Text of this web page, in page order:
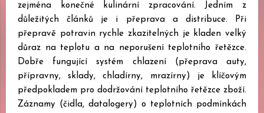
zejména konečné kulinární zpracování. Jedním z
důležitých článků je i přeprava a distribuce. Při
přepravě potravin rychle zkazitelných je kladen velký
důraz na teplotu a na neporušení teplotního řetězce.
Dobře fungující systém chlazení (přeprava auty,
přípravny, sklady, chladírny, mrazírny) je klíčovým
předpokladem pro dodržování teplotního řetězce zboží.
Záznamy (čidla, datalogery) o teplotních podmínkách